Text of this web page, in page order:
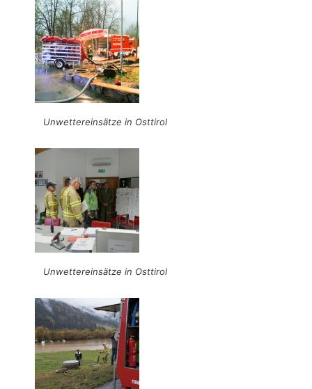
Unwettereinsätze in Osttirol
Unwettereinsätze in Osttirol